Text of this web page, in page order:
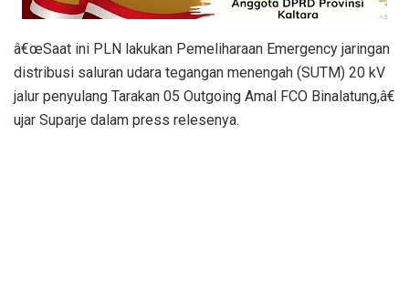
â€œSaat ini PLN lakukan Pemeliharaan Emergency jaringan
distribusi saluran udara tegangan menengah (SUTM) 20 kV
jalur penyulang Tarakan 05 Outgoing Amal FCO Binalatung,â€
ujar Suparje dalam press relesenya.